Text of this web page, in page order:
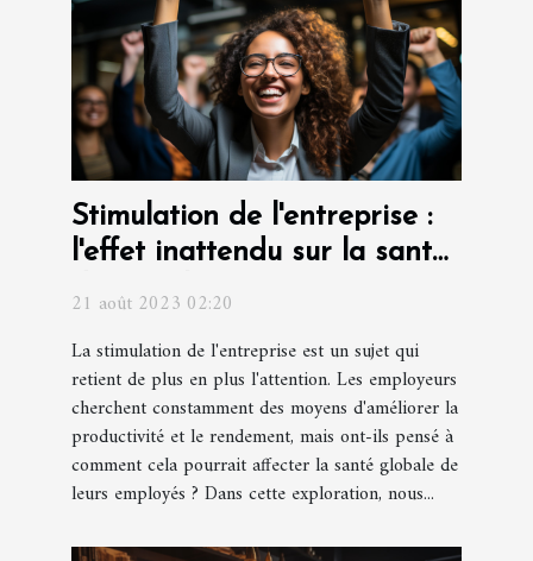
Stimulation de l'entreprise :
l'effet inattendu sur la santé
des employés
21 août 2023 02:20
La stimulation de l'entreprise est un sujet qui
retient de plus en plus l'attention. Les employeurs
cherchent constamment des moyens d'améliorer la
productivité et le rendement, mais ont-ils pensé à
comment cela pourrait affecter la santé globale de
leurs employés ? Dans cette exploration, nous...